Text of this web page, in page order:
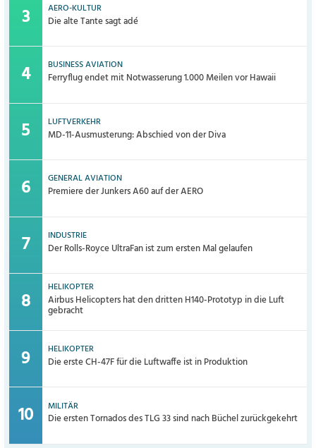
AERO-KULTUR
Die alte Tante sagt adé
BUSINESS AVIATION
Ferryflug endet mit Notwasserung 1.000 Meilen vor Hawaii
LUFTVERKEHR
MD-11-Ausmusterung: Abschied von der Diva
GENERAL AVIATION
Premiere der Junkers A60 auf der AERO
INDUSTRIE
Der Rolls-Royce UltraFan ist zum ersten Mal gelaufen
HELIKOPTER
Airbus Helicopters hat den dritten H140-Prototyp in die Luft
gebracht
HELIKOPTER
Die erste CH-47F für die Luftwaffe ist in Produktion
MILITÄR
Die ersten Tornados des TLG 33 sind nach Büchel zurückgekehrt